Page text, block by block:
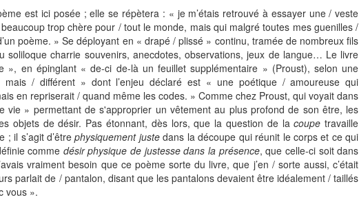
est ici posée ; elle se répètera : « je m’étais retrouvé à essayer une / veste
trop chère pour / tout le monde, mais qui malgré toutes mes guenilles /
poème. » Se déployant en « drapé / plissé » continu, tramée de nombreux fils
soliloque charrie souvenirs, anecdotes, observations, jeux de langue… Le livre
», en épinglant « de-ci de-là un feuillet supplémentaire » (Proust), selon une
/ différent » dont l’enjeu déclaré est « une poétique / amoureuse qui
en repriserait / quand même les codes. » Comme chez Proust, qui voyait dans
vie » permettant de s'approprier un vêtement au plus profond de son être, les
objets de désir. Pas étonnant, dès lors, que la question de lacoupe travaille
; il s’agit d’êtrephysiquement justedans la découpe qui réunit le corps et ce qui
comme désir physique de justesse dans la présence, que celle-ci soit dans
vraiment besoin que ce poème sorte du livre, que j’en / sorte aussi, c’était
parlait de / pantalon, disant que les pantalons devaient être idéalement / taillés
vous ».